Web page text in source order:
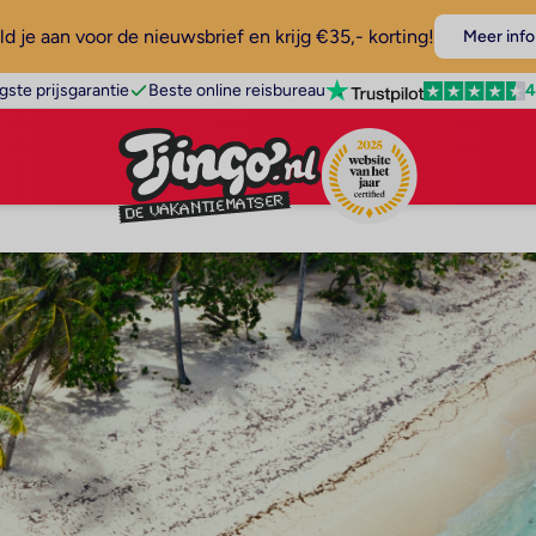
je aan voor de nieuwsbrief en krijg €35,- korting! Meer info
prijsgarantie Beste online reisbureau